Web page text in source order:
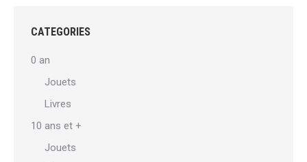
CATEGORIES
0 an
Jouets
Livres
10 ans et +
Jouets